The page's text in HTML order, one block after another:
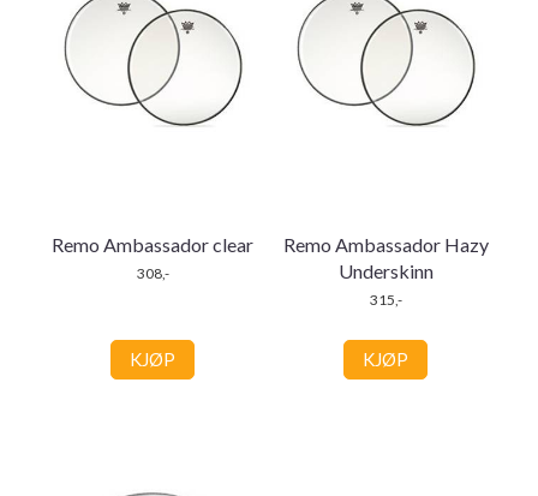
Remo Ambassador clear
308,-
KJØP
Remo Ambassador Hazy
Underskinn
315,-
KJØP